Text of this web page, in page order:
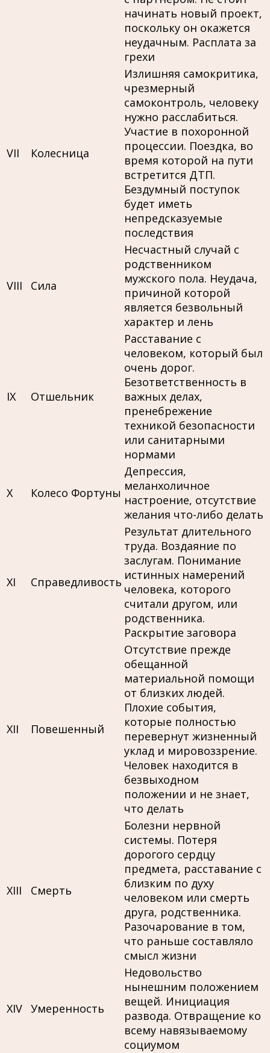
начинать новый проект,
поскольку он окажется
неудачным. Расплата за
грехи
VII Колесница
Излишняя самокритика,
чрезмерный
самоконтроль, человеку
нужно расслабиться.
Участие в похоронной
процессии. Поездка, во
время которой на пути
встретится ДТП.
Бездумный поступок
будет иметь
непредсказуемые
последствия
VIII Сила
Несчастный случай с
родственником
мужского пола. Неудача,
причиной которой
является безвольный
характер и лень
IX Отшельник
Расставание с
человеком, который был
очень дорог.
Безответственность в
важных делах,
пренебрежение
техникой безопасности
или санитарными
нормами
X Колесо Фортуны
Депрессия,
меланхоличное
настроение, отсутствие
желания что-либо делать
XI Справедливость
Результат длительного
труда. Воздаяние по
заслугам. Понимание
истинных намерений
человека, которого
считали другом, или
родственника.
Раскрытие заговора
XII Повешенный
Отсутствие прежде
обещанной
материальной помощи
от близких людей.
Плохие события,
которые полностью
перевернут жизненный
уклад и мировоззрение.
Человек находится в
безвыходном
положении и не знает,
что делать
XIII Смерть
Болезни нервной
системы. Потеря
дорогого сердцу
предмета, расставание с
близким по духу
человеком или смерть
друга, родственника.
Разочарование в том,
что раньше составляло
смысл жизни
XIV Умеренность
Недовольство
нынешним положением
вещей. Инициация
развода. Отвращение ко
всему навязываемому
социумом